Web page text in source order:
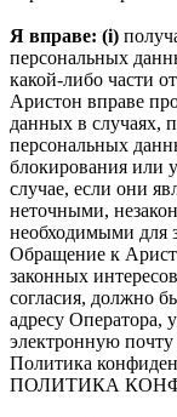
Я вправе: (i)
персональных
какой-либо части
Аристон вправе
данных в случаях,
персональных
блокирования или
случае, если они
неточными,
необходимыми для
Обращение к
законных
согласия, должно
адресу Оператора,
электронную почту
Политика
ПОЛИТИКА